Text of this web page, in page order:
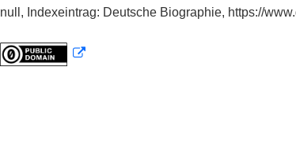
null, Indexeintrag: Deutsche Biographie, https://